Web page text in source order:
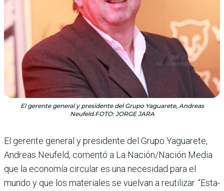
El gerente general y presidente del Grupo Yaguarete, Andreas
Neufeld.FOTO: JORGE JARA
El gerente general y presidente del Grupo Yaguarete,
Andreas Neufeld, comentó a La Nación/Nación Media
que la economía circular es una necesidad para el
mundo y que los materiales se vuelvan a reutilizar. “Esta­